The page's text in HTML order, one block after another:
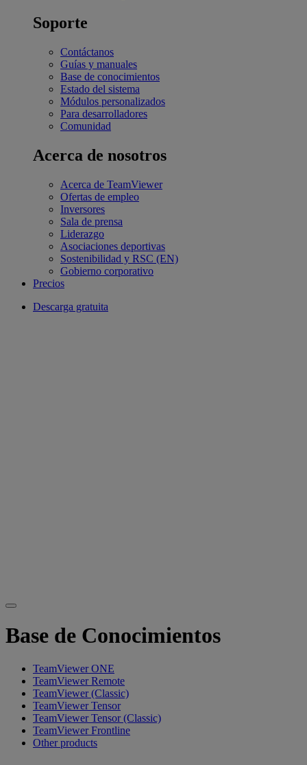
Soporte
Contáctanos
Guías y manuales
Base de conocimientos
Estado del sistema
Módulos personalizados
Para desarrolladores
Comunidad
Acerca de nosotros
Acerca de TeamViewer
Ofertas de empleo
Inversores
Sala de prensa
Liderazgo
Asociaciones deportivas
Sostenibilidad y RSC (EN)
Gobierno corporativo
Precios
Descarga gratuita
Base de Conocimientos
TeamViewer ONE
TeamViewer Remote
TeamViewer (Classic)
TeamViewer Tensor
TeamViewer Tensor (Classic)
TeamViewer Frontline
Other products